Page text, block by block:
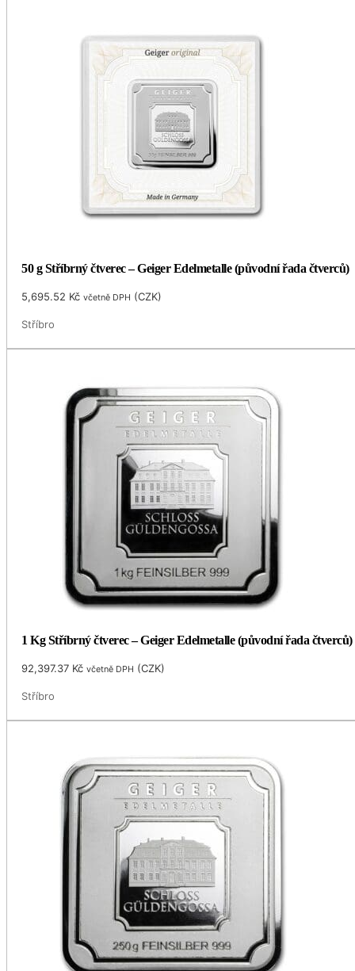
50 g Stříbrný čtverec – Geiger Edelmetalle (původní řada čtverců)
5,695.52 Kč včetně DPH (CZK)
Stříbro
1 Kg Stříbrný čtverec – Geiger Edelmetalle (původní řada čtverců)
92,397.37 Kč včetně DPH (CZK)
Stříbro